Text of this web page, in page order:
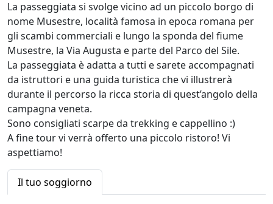
La passeggiata si svolge vicino ad un piccolo borgo di
nome Musestre, località famosa in epoca romana per
gli scambi commerciali e lungo la sponda del fiume
Musestre, la Via Augusta e parte del Parco del Sile.
La passeggiata è adatta a tutti e sarete accompagnati
da istruttori e una guida turistica che vi illustrerà
durante il percorso la ricca storia di quest’angolo della
campagna veneta.
Sono consigliati scarpe da trekking e cappellino :)
A fine tour vi verrà offerto una piccolo ristoro! Vi
aspettiamo!
Il tuo soggiorno